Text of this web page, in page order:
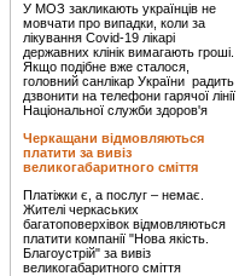
У МОЗ закликають українців не
мовчати про випадки, коли за
лікування Covid-19 лікарі
державних клінік вимагають гроші.
Якщо подібне вже сталося,
головний санлікар України радить
дзвонити на телефони гарячої лінії
Національної служби здоров'я
Черкащани відмовляються
платити за вивіз
великогабаритного сміття
Платіжки є, а послуг – немає.
Жителі черкаських
багатоповерхівок відмовляються
платити компанії "Нова якість.
Благоустрій" за вивіз
великогабаритного сміття